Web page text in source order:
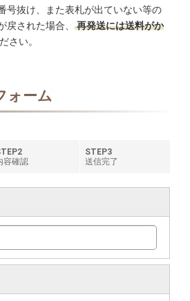
号抜け、また表札が出ていない等の
戻された場合、
再発送には送料がか
さい。
ォーム
容確認
STEP3
送信完了